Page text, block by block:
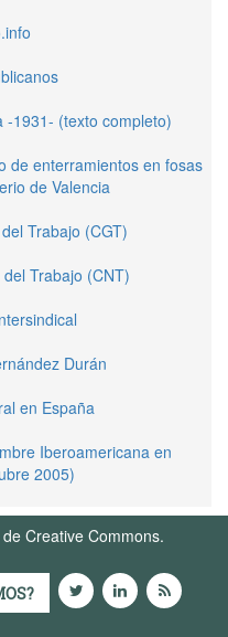
-1931- (texto completo)
de enterramientos en fosas
de Valencia
Trabajo (CGT)
Trabajo (CNT)
Durán
en España
Iberoamericana en
2005)
Creative Commons.